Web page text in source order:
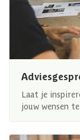
Laat je
jouw wensen